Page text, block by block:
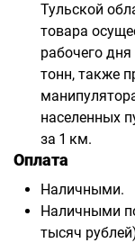
Тульской
товара
рабочего
тонн, также
населенных
за 1 км.
Оплата
Наличными.
Наличными
тысяч